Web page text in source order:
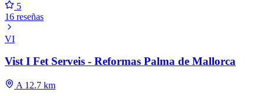
5
16 reseñas
VI
Vist I Fet Serveis - Reformas Palma de Mallorca
A 12.7 km